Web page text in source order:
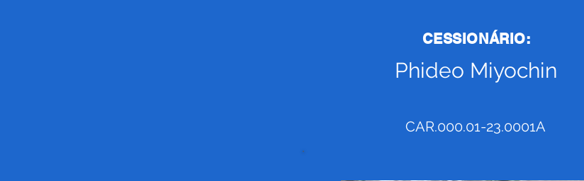
CESSIONÁRIO:
Phideo Miyochin
CAR.000.01-23.0001A